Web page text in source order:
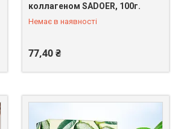
коллагеном SADOER, 100г.
Немає в наявності
77,40 ₴